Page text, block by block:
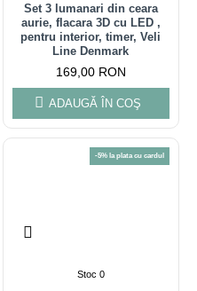
Set 3 lumanari din ceara
aurie, flacara 3D cu LED ,
pentru interior, timer, Veli
Line Denmark
169,00 RON
ADAUGĂ ÎN COŞ
-5% la plata cu cardul
Stoc 0